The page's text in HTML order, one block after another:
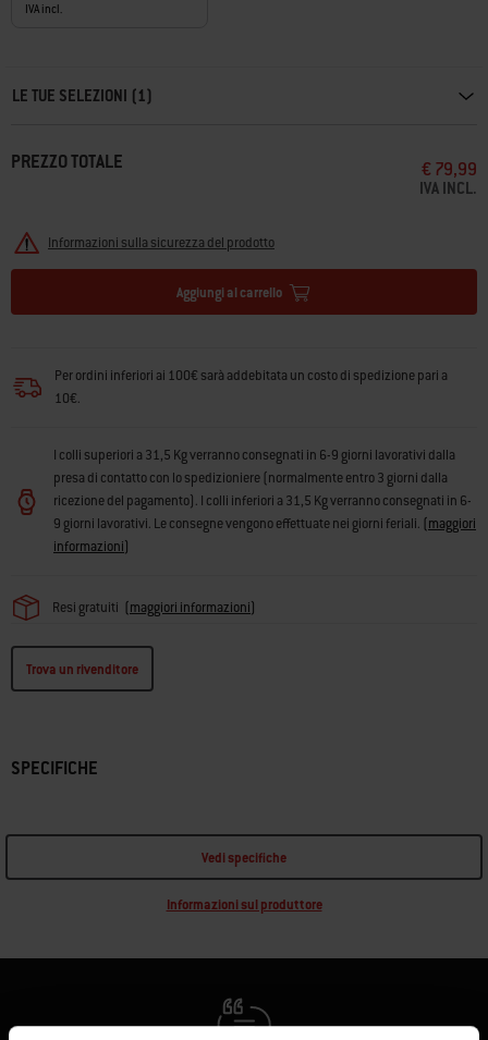
IVA incl.
LE TUE SELEZIONI (1)
PREZZO TOTALE € 79,99
IVA INCL.
Informazioni sulla sicurezza del prodotto
Aggiungi al carrello
Per ordini inferiori ai 100€ sarà addebitata un costo di spedizione pari a
10€.
I colli superiori a 31,5 Kg verranno consegnati in 6-9 giorni lavorativi dalla
presa di contatto con lo spedizioniere (normalmente entro 3 giorni dalla
ricezione del pagamento). I colli inferiori a 31,5 Kg verranno consegnati in 6-
9 giorni lavorativi. Le consegne vengono effettuate nei giorni feriali. (maggiori
informazioni)
Resi gratuiti (maggiori informazioni)
Trova un rivenditore
SPECIFICHE
Vedi specifiche
Informazioni sul produttore